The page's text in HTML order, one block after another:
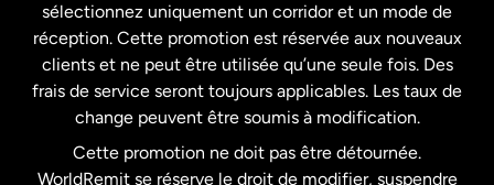
États-Unis English
États-Unis Español
France
sélectionnez uniquement un corridor et un mode de
réception. Cette promotion est réservée aux nouveaux
clients et ne peut être utilisée qu’une seule fois. Des
frais de service seront toujours applicables. Les taux de
change peuvent être soumis à modification.
Cette promotion ne doit pas être détournée.
WorldRemit se réserve le droit de modifier, suspendre